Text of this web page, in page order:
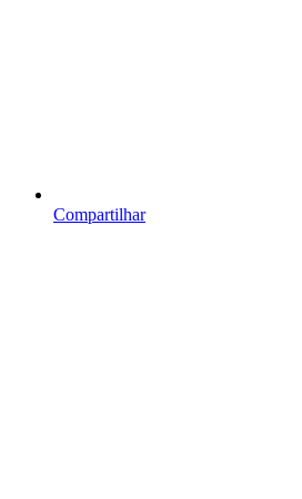
Compartilhar